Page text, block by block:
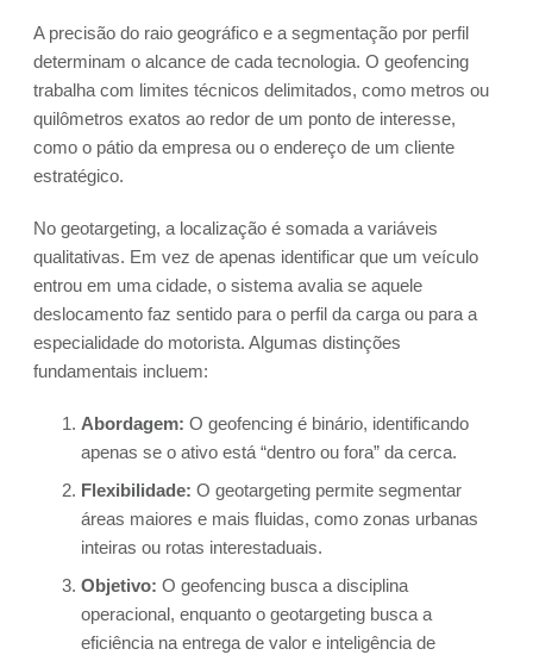
A precisão do raio geográfico e a segmentação por perfil
determinam o alcance de cada tecnologia. O geofencing
trabalha com limites técnicos delimitados, como metros ou
quilômetros exatos ao redor de um ponto de interesse,
como o pátio da empresa ou o endereço de um cliente
estratégico.
No geotargeting, a localização é somada a variáveis
qualitativas. Em vez de apenas identificar que um veículo
entrou em uma cidade, o sistema avalia se aquele
deslocamento faz sentido para o perfil da carga ou para a
especialidade do motorista. Algumas distinções
fundamentais incluem:
Abordagem: O geofencing é binário, identificando
apenas se o ativo está “dentro ou fora” da cerca.
Flexibilidade: O geotargeting permite segmentar
áreas maiores e mais fluidas, como zonas urbanas
inteiras ou rotas interestaduais.
Objetivo: O geofencing busca a disciplina
operacional, enquanto o geotargeting busca a
eficiência na entrega de valor e inteligência de